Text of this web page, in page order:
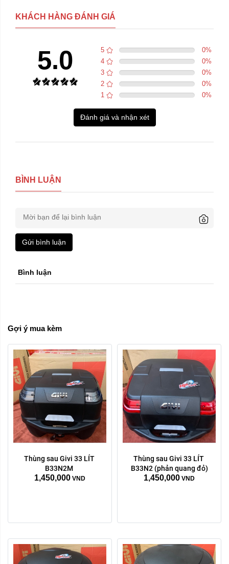
KHÁCH HÀNG ĐÁNH GIÁ
5.0 5 0%
4
0%
3
0%
2
0%
1
0%
Đánh giá và nhận xét
BÌNH LUẬN
Gửi bình luận
Bình luận
Gợi ý mua kèm
Thùng sau Givi 33 LÍT
B33N2M
1,450,000 VND
Thùng sau Givi 33 LÍT
B33N2 (phản quang đỏ)
1,450,000 VND